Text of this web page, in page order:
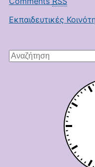
Εκπαιδευτικές
Αναζήτηση
για: